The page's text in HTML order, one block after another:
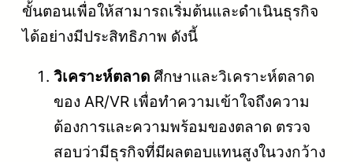
ขั้นตอนเพื่อให้สามารถเริ่มต้นและดำเนินธุรกิจ
ได้อย่างมีประสิทธิภาพ ดังนี้
วิเคราะห์ตลาด ศึกษาและวิเคราะห์ตลาด
ของ AR/VR เพื่อทำความเข้าใจถึงความ
ต้องการและความพร้อมของตลาด ตรวจ
สอบว่ามีธุรกิจที่มีผลตอบแทนสูงในวงกว้าง